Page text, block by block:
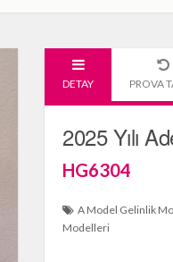
DETAY PROVA
2025 Yılı
HG6304
A Model Gelinlik
Modelleri